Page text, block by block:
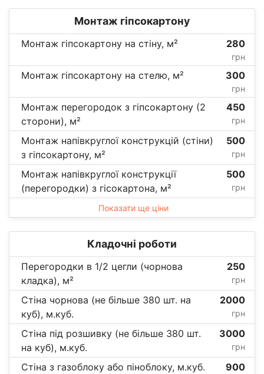
Монтаж гіпсокартону
Монтаж гіпсокартону на стіну, м² 280
грн
Монтаж гіпсокартону на стелю, м² 300
грн
Монтаж перегородок з гіпсокартону (2
сторони), м²
450
грн
Монтаж напівкруглої конструкцій (стіни)
з гіпсокартону, м²
500
грн
Монтаж напівкруглої конструкції
(перегородки) з гісокартона, м²
500
грн
Показати ще ціни
Кладочні роботи
Перегородки в 1/2 цегли (чорнова
кладка), м²
250
грн
Стіна чорнова (не більше 380 шт. на
куб), м.куб.
2000
грн
Стіна під розшивку (не більше 380 шт.
на куб), м.куб.
3000
грн
Стіна з газоблоку або піноблоку, м.куб. 900